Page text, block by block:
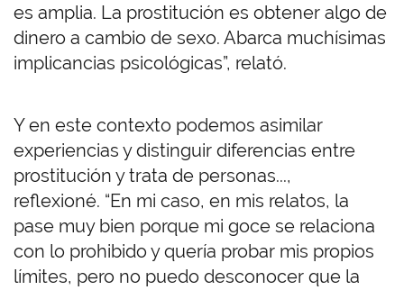
es amplia. La prostitución es obtener algo de
dinero a cambio de sexo. Abarca muchísimas
implicancias psicológicas”, relató.
Y en este contexto podemos asimilar
experiencias y distinguir diferencias entre
prostitución y trata de personas...,
reflexioné. “En mi caso, en mis relatos, la
pase muy bien porque mi goce se relaciona
con lo prohibido y quería probar mis propios
límites, pero no puedo desconocer que la